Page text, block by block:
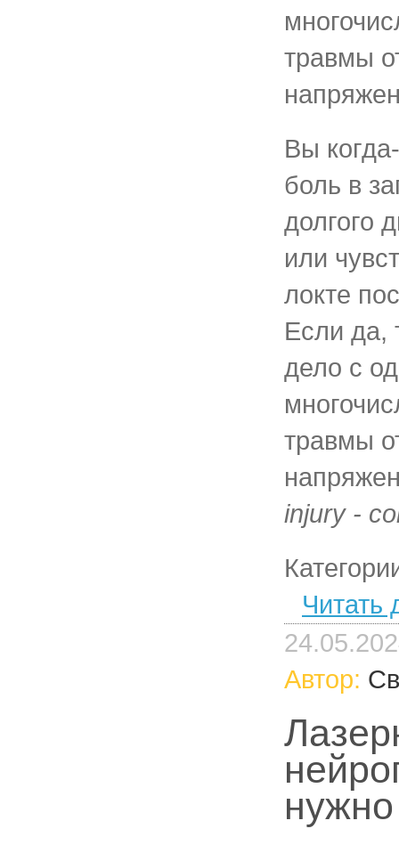
травмы
Вы
боль в
долгого
или
локте
Если да,
дело с
травмы
injury -
Читать
Автор: